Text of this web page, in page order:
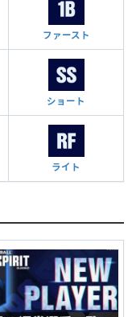
ファースト
ショート
ライト